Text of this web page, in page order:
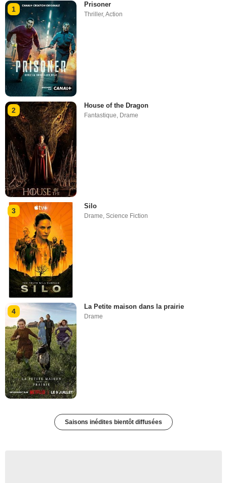
1
Prisoner
Thriller,Action
2
House of the Dragon
Fantastique Drame
3
Silo
Drame,Science Fiction
4
La Petite maison dans la prairie
Drame
Saisons inédites bientôt diffusées